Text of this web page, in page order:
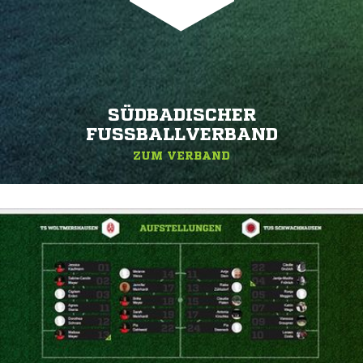
SÜDBADISCHER
FUSSBALLVERBAND
ZUM VERBAND